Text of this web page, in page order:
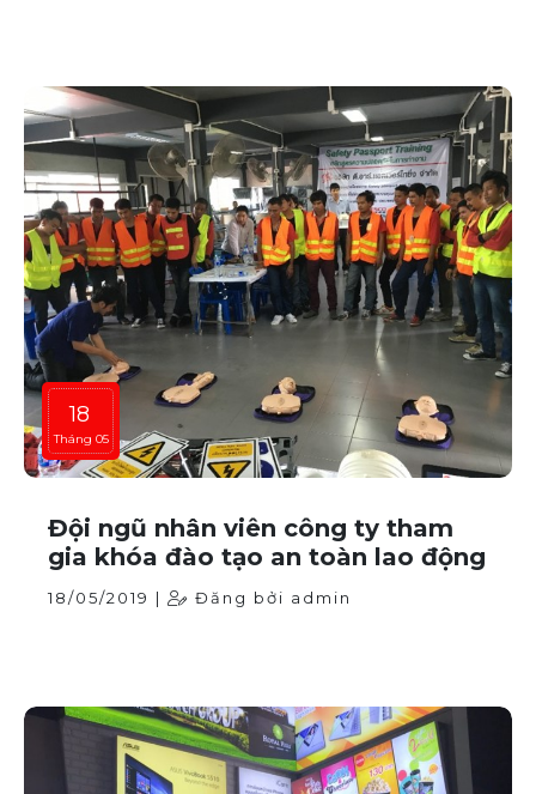
18
Tháng 05
Đội ngũ nhân viên công ty tham
gia khóa đào tạo an toàn lao động
18/05/2019 | Đăng bởi admin